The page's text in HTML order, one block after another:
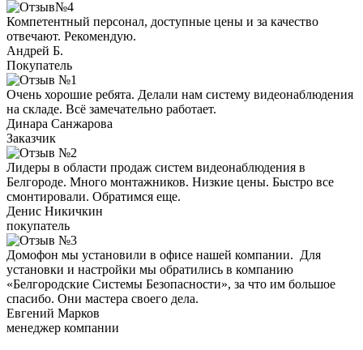
Компетентный персонал, доступные цены и за качество
отвечают. Рекомендую.
Андрей Б.
Покупатель
Очень хорошие ребята. Делали нам систему видеонаблюдения
на складе. Всё замечательно работает.
Динара Санжарова
Заказчик
Лидеры в области продаж систем видеонаблюдения в
Белгороде. Много монтажников. Низкие цены. Быстро все
смонтировали. Обратимся еще.
Денис Никичкин
покупатель
Домофон мы установили в офисе нашей компании. Для
установки и настройки мы обратились в компанию
«Белгородские Системы Безопасности», за что им большое
спасибо. Они мастера своего дела.
Евгений Марков
менеджер компании